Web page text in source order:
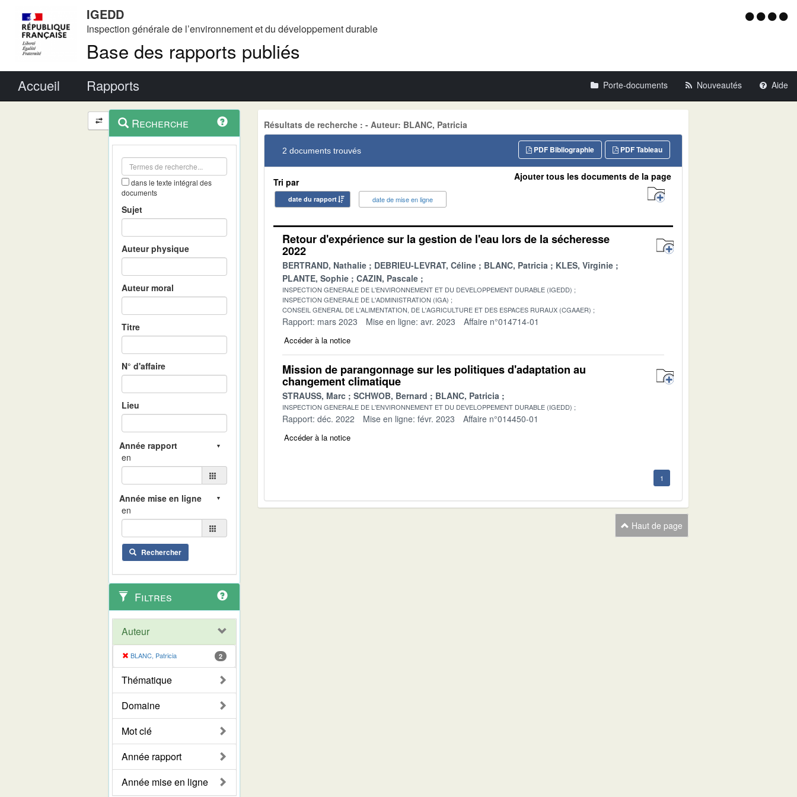
IGEDD
Inspection générale de l’environnement et du développement durable
Base des rapports publiés
Menu
Accueil Rapports Porte-documents Nouveautés Aide
Navigation
et
outils
contextuel
Recherche
dans le texte intégral des
documents
Sujet
Auteur physique
Auteur moral
Titre
N° d'affaire
Lieu
en
en
Rechercher
Filtres
Auteur
BLANC, Patricia 2
Thématique
Domaine
Mot clé
Année rapport
Année mise en ligne
Résultats de recherche : - Auteur: BLANC, Patricia
2 documents trouvés PDF Tableau
PDF Bibliographie
Tri par
date du rapport date de mise en ligne
Ajouter tous les documents de la page
Retour d'expérience sur la gestion de l'eau lors de la sécheresse
2022
BERTRAND, Nathalie DEBRIEU-LEVRAT, Céline BLANC, Patricia
KLES, Virginie
PLANTE, Sophie
CAZIN, Pascale
INSPECTION GENERALE DE L'ENVIRONNEMENT ET DU DEVELOPPEMENT DURABLE (IGEDD)
INSPECTION GENERALE DE L'ADMINISTRATION (IGA)
CONSEIL GENERAL DE L'ALIMENTATION, DE L'AGRICULTURE ET DES ESPACES RURAUX (CGAAER)
Rapport: mars 2023 Mise en ligne: avr. 2023 Affaire n°014714-01
Accéder à la notice
Mission de parangonnage sur les politiques d'adaptation au
changement climatique
STRAUSS, Marc SCHWOB, Bernard BLANC, Patricia
INSPECTION GENERALE DE L'ENVIRONNEMENT ET DU DEVELOPPEMENT DURABLE (IGEDD)
Rapport: déc. 2022 Mise en ligne: févr. 2023 Affaire n°014450-01
Accéder à la notice
1
Haut de page